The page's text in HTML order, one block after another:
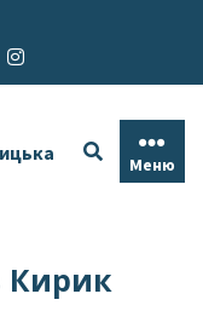
Меню
Кирик